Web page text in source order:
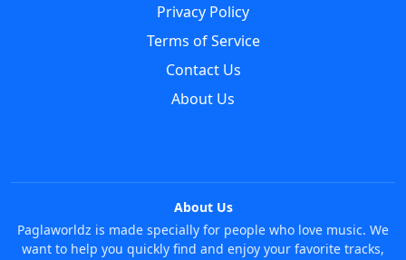
Privacy Policy
Terms of Service
Contact Us
About Us
About Us
Paglaworldz is made specially for people who love music. We
want to help you quickly find and enjoy your favorite tracks,